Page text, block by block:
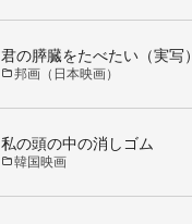
君の膵臓をたべたい（実写）
邦画（日本映画）
私の頭の中の消しゴム
韓国映画